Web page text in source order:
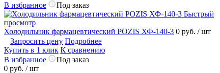
В избранное
Под заказ
Быстрый
просмотр
Холодильник фармацевтический POZIS ХФ-140-3 0 руб. / шт
Запросить цену Подробнее
Купить в 1 клик К сравнению
В избранное
Под заказ
0 руб. / шт